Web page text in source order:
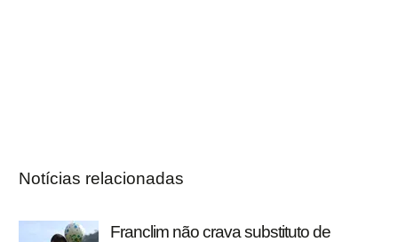
Notícias relacionadas
Franclim não crava substituto de